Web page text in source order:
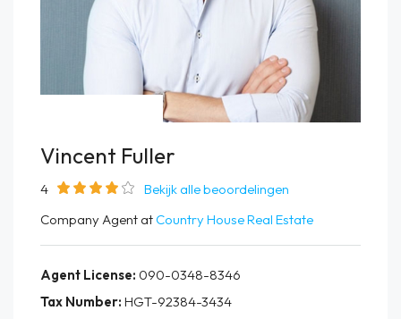
Vincent Fuller
4
Bekijk alle beoordelingen
Company Agent at Country House Real Estate
Agent License: 090-0348-8346
Tax Number: HGT-92384-3434